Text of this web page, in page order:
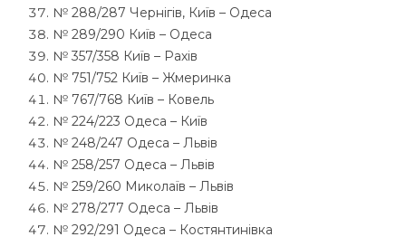
№ 288/287 Чернігів, Київ – Одеса
№ 289/290 Київ – Одеса
№ 357/358 Київ – Рахів
№ 751/752 Київ – Жмеринка
№ 767/768 Київ – Ковель
№ 224/223 Одеса – Київ
№ 248/247 Одеса – Львів
№ 258/257 Одеса – Львів
№ 259/260 Миколаїв – Львів
№ 278/277 Одеса – Львів
№ 292/291 Одеса – Костянтинівка